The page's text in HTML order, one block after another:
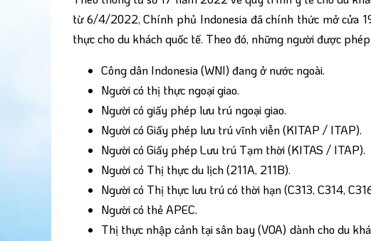
từ 6/4/2022, Chính phủ Indonesia đã chính thức mở cửa
thực cho du khách quốc tế. Theo đó, những người được
Công dân Indonesia (WNI) đang ở nước ngoài.
Người có thị thực ngoại giao.
Người có giấy phép lưu trú ngoại giao.
Người có Giấy phép lưu trú vĩnh viễn (KITAP / ITAP).
Người có Giấy phép Lưu trú Tạm thời (KITAS / ITAP).
Người có Thị thực du lịch (211A, 211B).
Người có Thị thực lưu trú có thời hạn (C313, C314,
Người có thẻ APEC.
Thị thực nhập cảnh tại sân bay (VOA) dành cho du